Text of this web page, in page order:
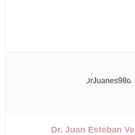
Dr. Juan Esteban